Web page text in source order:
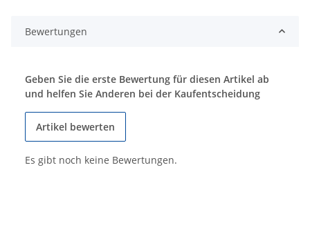
Bewertungen
Geben Sie die erste Bewertung für diesen Artikel ab
und helfen Sie Anderen bei der Kaufentscheidung
Artikel bewerten
Es gibt noch keine Bewertungen.